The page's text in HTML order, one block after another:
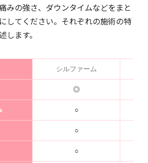
みの強さ、ダウンタイムなどをまと
してください。それぞれの施術の特
します。
シルファーム
◎
○
○
○